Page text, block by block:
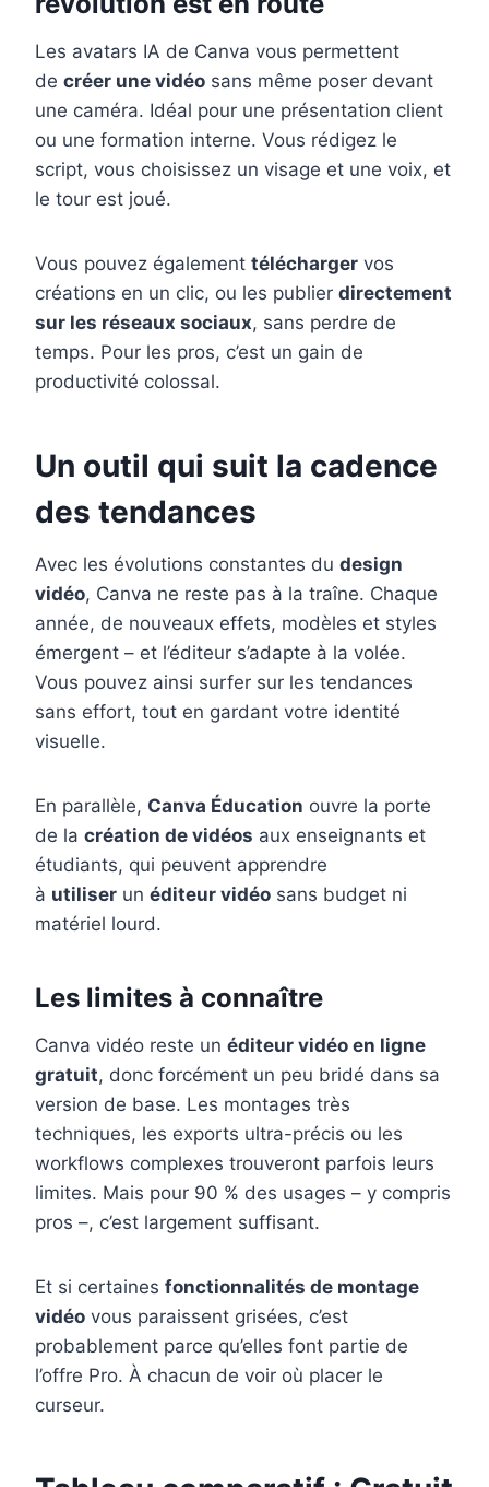
Les avatars IA de Canva vous permettent
de créer une vidéo sans même poser devant
une caméra. Idéal pour une présentation client
ou une formation interne. Vous rédigez le
script, vous choisissez un visage et une voix, et
le tour est joué.
Vous pouvez également télécharger vos
créations en un clic, ou les publier directement
sur les réseaux sociaux, sans perdre de
temps. Pour les pros, c’est un gain de
productivité colossal.
Un outil qui suit la cadence
des tendances
Avec les évolutions constantes du design
vidéo, Canva ne reste pas à la traîne. Chaque
année, de nouveaux effets, modèles et styles
émergent – et l’éditeur s’adapte à la volée.
Vous pouvez ainsi surfer sur les tendances
sans effort, tout en gardant votre identité
visuelle.
En parallèle, Canva Éducation ouvre la porte
de la création de vidéos aux enseignants et
étudiants, qui peuvent apprendre
à utiliser un éditeur vidéo sans budget ni
matériel lourd.
Les limites à connaître
Canva vidéo reste un éditeur vidéo en ligne
gratuit, donc forcément un peu bridé dans sa
version de base. Les montages très
techniques, les exports ultra-précis ou les
workflows complexes trouveront parfois leurs
limites. Mais pour 90 % des usages – y compris
pros –, c’est largement suffisant.
Et si certaines fonctionnalités de montage
vidéo vous paraissent grisées, c’est
probablement parce qu’elles font partie de
l’offre Pro. À chacun de voir où placer le
curseur.